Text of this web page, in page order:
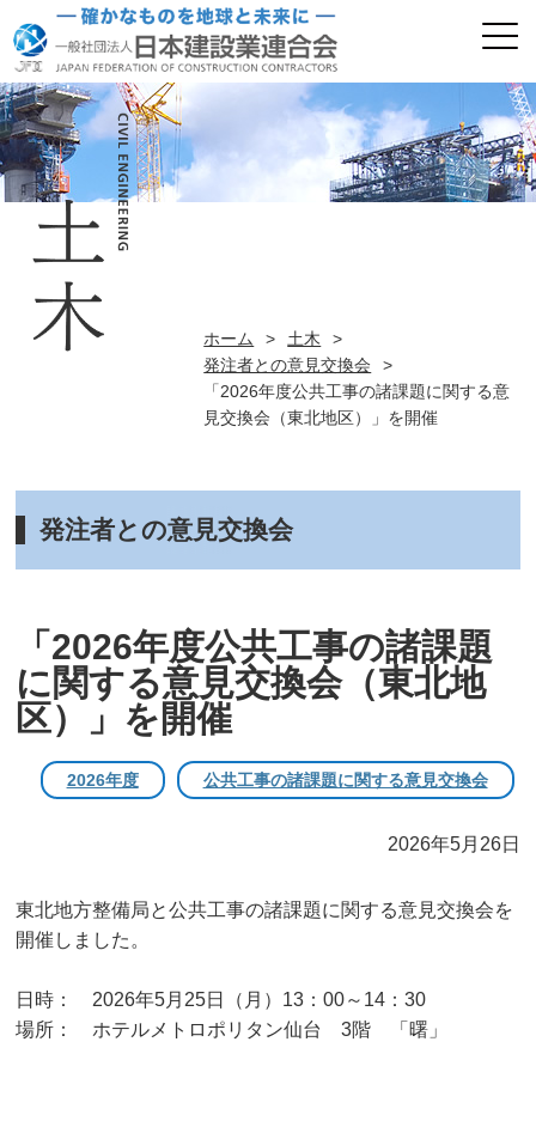
ホーム > 土木
>
発注者との意見交換会
>
「2026年度公共工事の諸課題に関する意
見交換会（東北地区）」を開催
発注者との意見交換会
「2026年度公共工事の諸課題
に関する意見交換会（東北地
区）」を開催
2026年度 公共工事の諸課題に関する意見交換会
2026年5月26日
東北地方整備局と公共工事の諸課題に関する意見交換会を
開催しました。
日時： 2026年5月25日（月）13：00～14：30
場所： ホテルメトロポリタン仙台 3階 「曙」